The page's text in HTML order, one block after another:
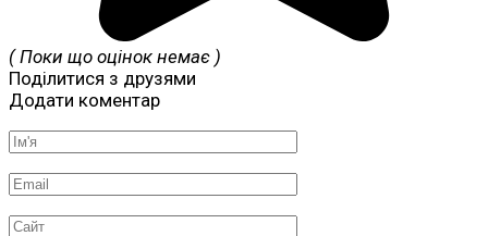
( Поки що оцінок немає )
Поділитися з друзями
Додати коментар
Ім'я
*
Email
*
Сайт